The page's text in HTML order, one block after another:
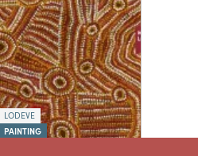
LODEVE
PAINTING